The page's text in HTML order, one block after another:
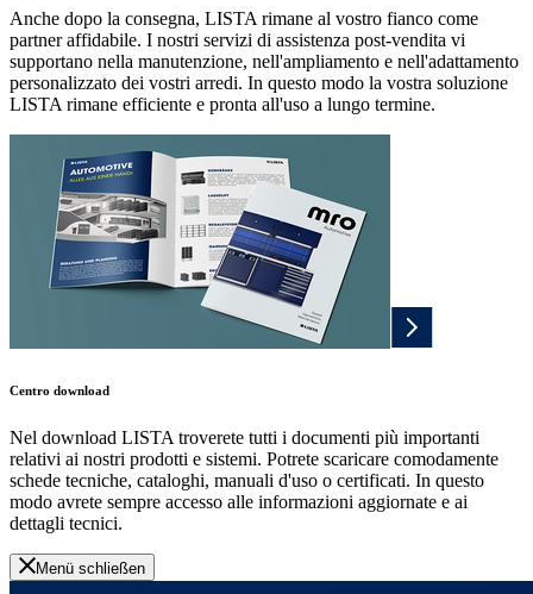
Anche dopo la consegna, LISTA rimane al vostro fianco come
partner affidabile. I nostri servizi di assistenza post-vendita vi
supportano nella manutenzione, nell'ampliamento e nell'adattamento
personalizzato dei vostri arredi. In questo modo la vostra soluzione
LISTA rimane efficiente e pronta all'uso a lungo termine.
Centro download
Nel download LISTA troverete tutti i documenti più importanti
relativi ai nostri prodotti e sistemi. Potrete scaricare comodamente
schede tecniche, cataloghi, manuali d'uso o certificati. In questo
modo avrete sempre accesso alle informazioni aggiornate e ai
dettagli tecnici.
Menü schließen